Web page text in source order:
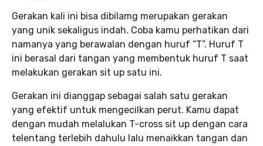
Gerakan kali ini bisa dibilamg merupakan gerakan
yang unik sekaligus indah. Coba kamu perhatikan dari
namanya yang berawalan dengan huruf “T”. Huruf T
ini berasal dari tangan yang membentuk huruf T saat
melakukan gerakan sit up satu ini.
Gerakan ini dianggap sebagai salah satu gerakan
yang efektif untuk mengecilkan perut. Kamu dapat
dengan mudah melalukan T-cross sit up dengan cara
telentang terlebih dahulu lalu menaikkan tangan dan